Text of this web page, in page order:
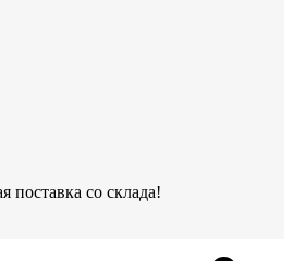
поставка со склада!